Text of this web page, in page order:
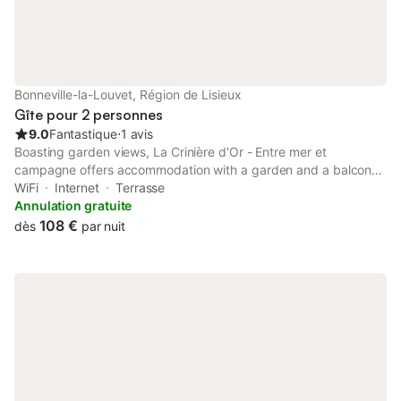
Bonneville-la-Louvet, Région de Lisieux
Gîte pour 2 personnes
9.0Fantastique⋅1 avis
Boasting garden views, La Crinière d'Or - Entre mer et
campagne offers accommodation with a garden and a balcony,
around 16 km from Cerza Safari Park. This property offers
access to a terrace, free private parking and free WiFi.
WiFi Internet
Terrasse
Annulation gratuite
dès 108 € par nuit